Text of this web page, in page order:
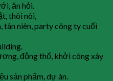
ăn hỏi.
thôi nôi,
tân niên, party công ty cuối
động thổ, khởi công xây
sản phẩm, dự án.